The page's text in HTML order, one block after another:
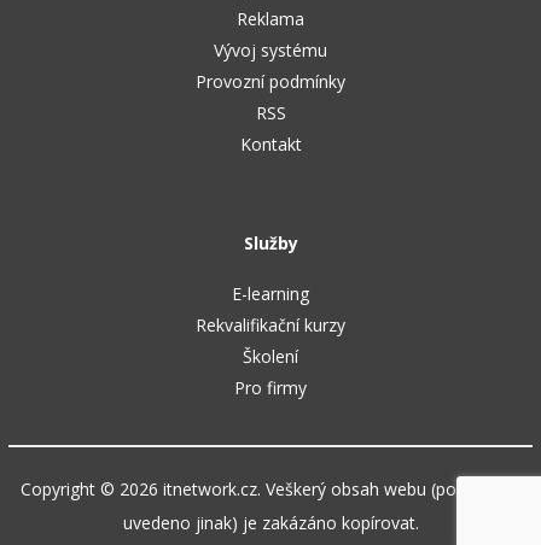
Reklama
Vývoj systému
Provozní podmínky
RSS
Kontakt
Služby
E-learning
Rekvalifikační kurzy
Školení
Pro firmy
Copyright © 2026 itnetwork.cz. Veškerý obsah webu (pokud není
uvedeno jinak) je zakázáno kopírovat.